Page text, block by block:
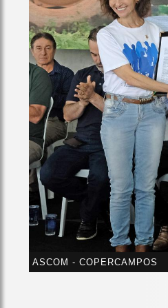
ASCOM - COPERCAMPOS